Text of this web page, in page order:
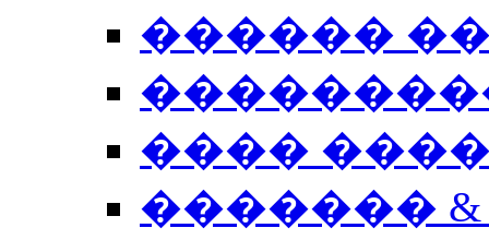
������
����
�������